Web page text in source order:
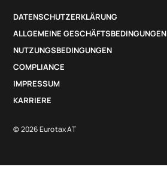
DATENSCHUTZERKLÄRUNG
ALLGEMEINE GESCHÄFTSBEDINGUNGEN
NUTZUNGSBEDINGUNGEN
COMPLIANCE
IMPRESSUM
KARRIERE
© 2026 Eurotax AT